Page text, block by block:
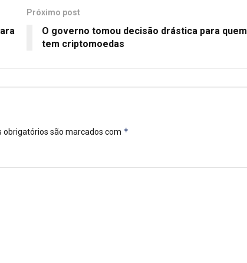
Próximo post
O governo tomou decisão drástica para quem
tem criptomoedas
obrigatórios são marcados com *